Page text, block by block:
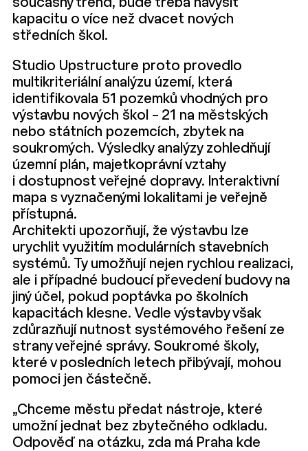
současný trend, bude třeba navýšit
kapacitu o více než dvacet nových
středních škol.
Studio Upstructure proto provedlo
multikriteriální analýzu území, která
identifikovala 51 pozemků vhodných pro
výstavbu nových škol – 21 na městských
nebo státních pozemcích, zbytek na
soukromých. Výsledky analýzy zohledňují
územní plán, majetkoprávní vztahy
i dostupnost veřejné dopravy. Interaktivní
mapa s vyznačenými lokalitami je veřejně
přístupná.
Architekti upozorňují, že výstavbu lze
urychlit využitím modulárních stavebních
systémů. Ty umožňují nejen rychlou realizaci,
ale i případné budoucí převedení budovy na
jiný účel, pokud poptávka po školních
kapacitách klesne. Vedle výstavby však
zdůrazňují nutnost systémového řešení ze
strany veřejné správy. Soukromé školy,
které v posledních letech přibývají, mohou
pomoci jen částečně.
„Chceme městu předat nástroje, které
umožní jednat bez zbytečného odkladu.
Odpověď na otázku, zda má Praha kde